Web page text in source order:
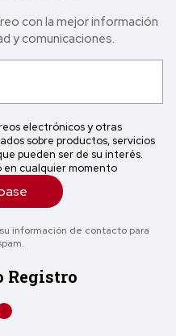
con la mejor in formación
y comunicaciones.
electrónicos y otras
sobre productos, servicios
pueden ser de su interés.
cualquier momento
información de contacto para
Registro